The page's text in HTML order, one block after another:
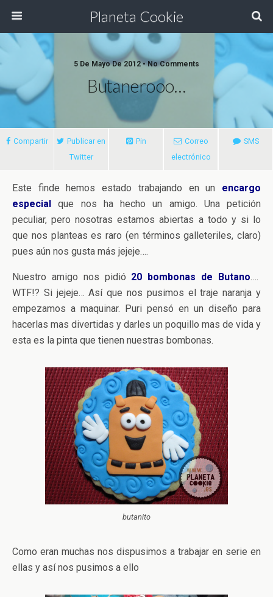
Planeta Cookie
5 De Mayo De 2012 • No Comments
Butanerooo…
Compartir
Publicar en
Twitter
Pin
Correo
electrónico
SMS
Este finde hemos estado trabajando en un encargo
especial que nos ha hecho un amigo. Una petición
peculiar, pero nosotras estamos abiertas a todo y si lo
que nos planteas es raro (en términos galleteriles, claro)
pues aún nos gusta más jejeje….
Nuestro amigo nos pidió 20 bombonas de Butano….
WTF!? Si jejeje… Así que nos pusimos el traje naranja y
empezamos a maquinar. Puri pensó en un diseño para
hacerlas mas divertidas y darles un poquillo mas de vida y
esta es la pinta que tienen nuestras bombonas.
butanito
Como eran muchas nos dispusimos a trabajar en serie en
ellas y así nos pusimos a ello